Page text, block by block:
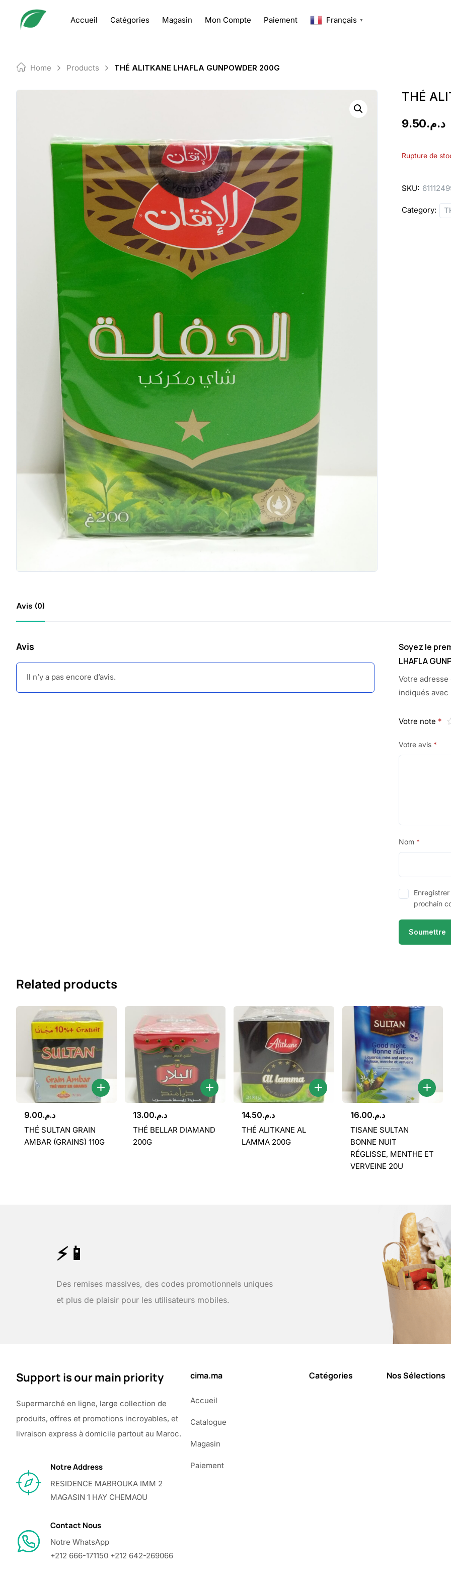
content
Accueil Catégories Magasin Mon Compte Paiement Français ▼
Home Products THÉ ALITKANE LHAFLA GUNPOWDER 200G
THÉ
د.م.9.50
Rupture de
SKU:
Category:
Avis (0)
Avis
Il n’y a pas encore d’avis.
Soyez le
LHAFLA
Votre
indiqués avec
Votre note *
Votre avis *
Nom *
prochain
Related products
د.م.9.00
THÉ SULTAN GRAIN
AMBAR (GRAINS) 110G
د.م.13.00
THÉ BELLAR DIAMAND
200G
د.م.14.50
THÉ ALITKANE AL
LAMMA 200G
د.م.16.00
TISANE SULTAN
BONNE NUIT
RÉGLISSE, MENTHE ET
VERVEINE 20U
⚡📱
Des remises massives, des codes promotionnels uniques
et plus de plaisir pour les utilisateurs mobiles.
Support is our main priority
Supermarché en ligne, large collection de
produits, offres et promotions incroyables, et
livraison express à domicile partout au Maroc.
Notre Address
RESIDENCE MABROUKA IMM 2
MAGASIN 1 HAY CHEMAOU
Contact Nous
Notre WhatsApp
+212 666-171150 +212 642-269066
cima.ma
Accueil
Catalogue
Magasin
Paiement
Catégories Nos Sélections